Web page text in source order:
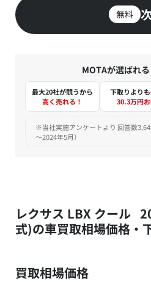
無料
MOTAが選ばれ
最大20社が競うから
高く売れる！
下取りよりも
30.3万円
※当社実施アンケートより 回答数
～2024年5月）
レクサス LBX クール
式)の車買取相場価格・
買取相場価格